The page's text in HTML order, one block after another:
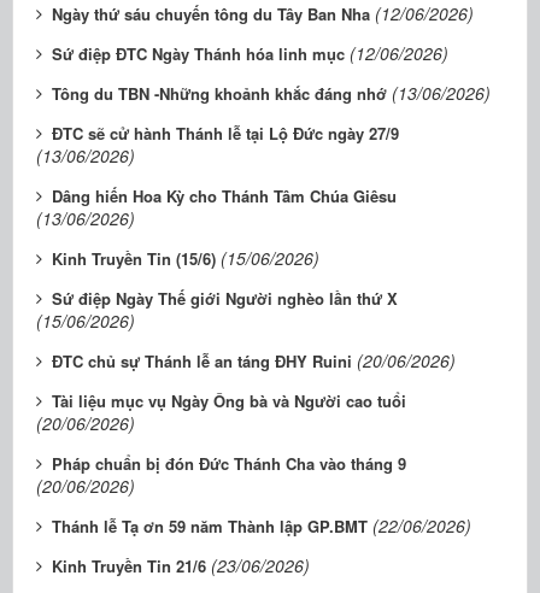
Ngày thứ sáu chuyến tông du Tây Ban Nha (12/06/2026)
Sứ điệp ĐTC Ngày Thánh hóa linh mục (12/06/2026)
Tông du TBN -Những khoảnh khắc đáng nhớ (13/06/2026)
ĐTC sẽ cử hành Thánh lễ tại Lộ Đức ngày 27/9
(13/06/2026)
Dâng hiến Hoa Kỳ cho Thánh Tâm Chúa Giêsu
(13/06/2026)
Kinh Truyền Tin (15/6) (15/06/2026)
Sứ điệp Ngày Thế giới Người nghèo lần thứ X
(15/06/2026)
ĐTC chủ sự Thánh lễ an táng ĐHY Ruini (20/06/2026)
Tài liệu mục vụ Ngày Ông bà và Người cao tuổi
(20/06/2026)
Pháp chuẩn bị đón Đức Thánh Cha vào tháng 9
(20/06/2026)
Thánh lễ Tạ ơn 59 năm Thành lập GP.BMT (22/06/2026)
Kinh Truyền Tin 21/6 (23/06/2026)